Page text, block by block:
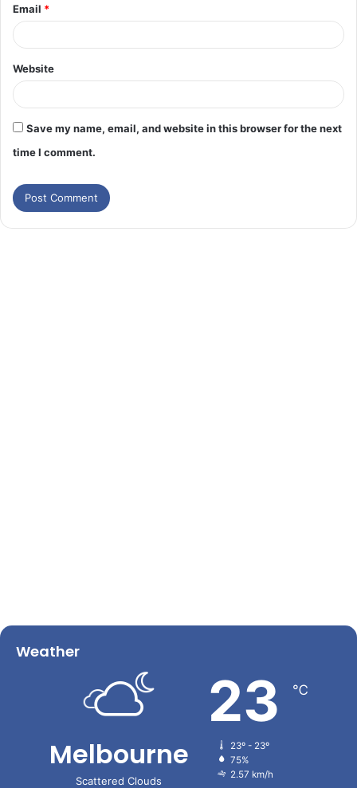
Email *
Website
Save my name, email, and website in this browser for the next
time I comment.
Weather
Melbourne
Scattered Clouds
23 ℃
23º - 23º
75%
2.57 km/h